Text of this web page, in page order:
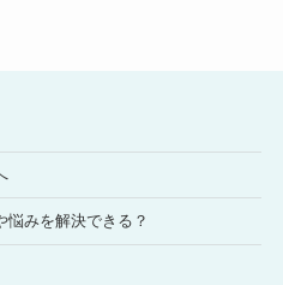
悩みを解決できる？